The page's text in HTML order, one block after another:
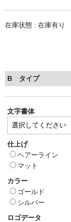
在庫状態 : 在庫有り
B タイプ
文字書体
仕上げ
ヘアーライン
マット
カラー
ゴールド
シルバー
ロゴデータ